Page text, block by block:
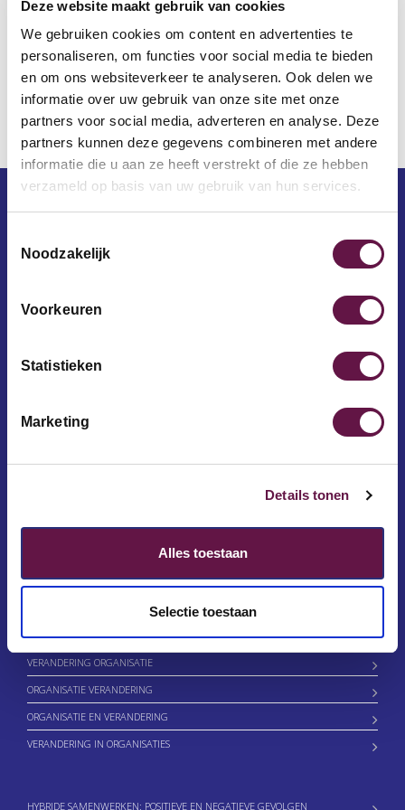
Deze website maakt gebruik van cookies
We gebruiken cookies om content en advertenties te
personaliseren, om functies voor social media te bieden
en om ons websiteverkeer te analyseren. Ook delen we
informatie over uw gebruik van onze site met onze
partners voor social media, adverteren en analyse. Deze
partners kunnen deze gegevens combineren met andere
informatie die u aan ze heeft verstrekt of die ze hebben
verzameld op basis van uw gebruik van hun services.
Noodzakelijk
Voorkeuren
Statistieken
Marketing
Details tonen
Alles toestaan
Selectie toestaan
gebied van Ordening en Uitwisseling. Een kleine duik in
de onderstroom.
Lees mijn blog hier verder
Terug
E-mailadres
Voornaam
Achternaam
DE PIJN VAN ORGANISATIEVERANDERING
ONDERSTROOM EN BOVENSTROOM
VERANDERING ORGANISATIE
ORGANISATIE VERANDERING
ORGANISATIE EN VERANDERING
VERANDERING IN ORGANISATIES
HYBRIDE SAMENWERKEN: POSITIEVE EN NEGATIEVE GEVOLGEN